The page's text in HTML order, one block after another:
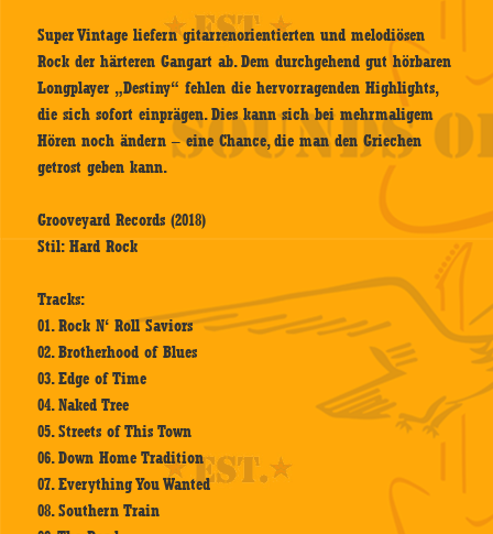
Super Vintage liefern gitarrenorientierten und melodiösen
Rock der härteren Gangart ab. Dem durchgehend gut hörbaren
Longplayer „Destiny“ fehlen die hervorragenden Highlights,
die sich sofort einprägen. Dies kann sich bei mehrmaligem
Hören noch ändern – eine Chance, die man den Griechen
getrost geben kann.
Grooveyard Records (2018)
Stil: Hard Rock
Tracks:
01. Rock N‘ Roll Saviors
02. Brotherhood of Blues
03. Edge of Time
04. Naked Tree
05. Streets of This Town
06. Down Home Tradition
07. Everything You Wanted
08. Southern Train